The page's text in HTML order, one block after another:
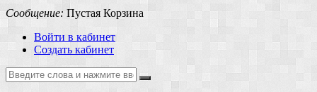
Сообщение: Пустая Корзина
Войти в кабинет
Создать кабинет